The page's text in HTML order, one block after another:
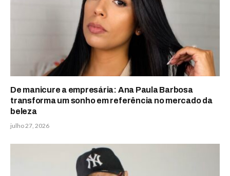
De manicure a empresária: Ana Paula Barbosa
transforma um sonho em referência no mercado da
beleza
julho 27, 2026